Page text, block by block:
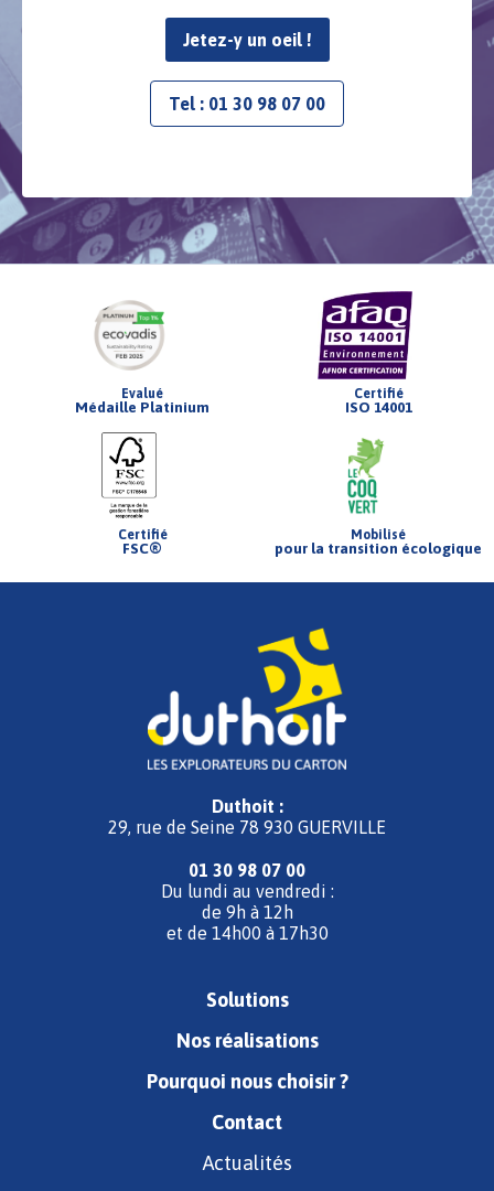
Jetez-y un oeil !
Tel : 01 30 98 07 00
Evalué
Médaille Platinium
Certifié
ISO 14001
Certifié
FSC®
Mobilisé
pour la transition écologique
Duthoit :
29, rue de Seine 78 930 GUERVILLE
01 30 98 07 00
Du lundi au vendredi :
de 9h à 12h
et de 14h00 à 17h30
Solutions
Nos réalisations
Pourquoi nous choisir ?
Contact
Actualités